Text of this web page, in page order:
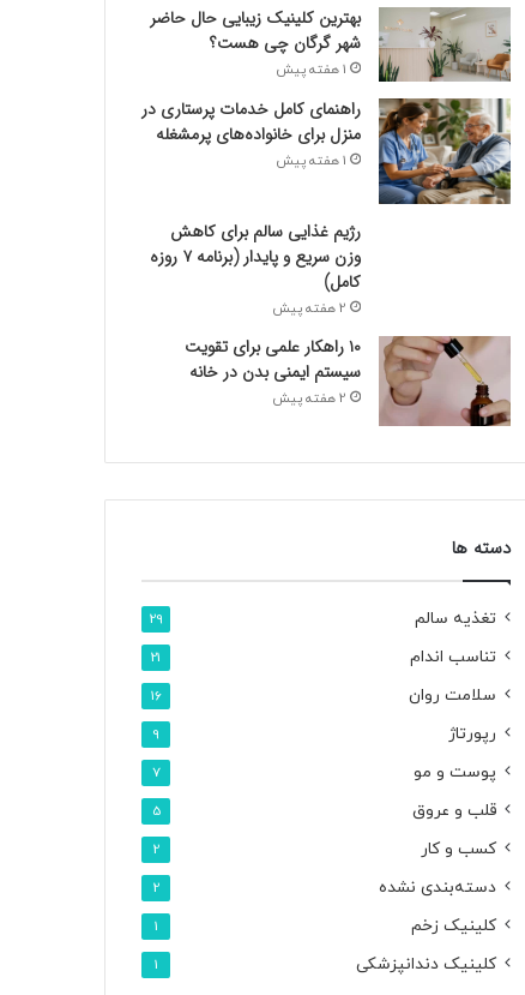
ا
ر
د
ک
ن
ی
د
بهترین کلینیک زیبایی حال حاضر
شهر گرگان چی هست؟
1 هفته پیش
راهنمای کامل خدمات پرستاری در
منزل برای خانواده‌های پرمشغله
1 هفته پیش
رژیم غذایی سالم برای کاهش
وزن سریع و پایدار (برنامه ۷ روزه
کامل)
2 هفته پیش
۱۰ راهکار علمی برای تقویت
سیستم ایمنی بدن در خانه
2 هفته پیش
دسته ها
تغذیه سالم 29
تناسب اندام 21
سلامت روان 16
رپورتاژ 9
پوست و مو 7
قلب و عروق 5
کسب و کار 2
دسته‌بندی نشده 2
کلینیک زخم 1
کلینیک دندانپزشکی 1